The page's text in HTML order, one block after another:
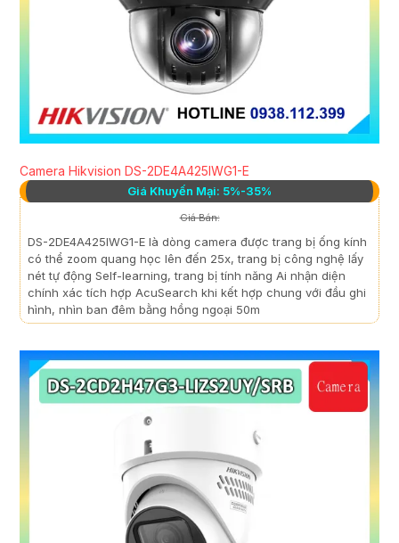
Camera Hikvision DS-2DE4A425IWG1-E
Giá Khuyến Mại: 5%-35%
Giá Bán:
DS-2DE4A425IWG1-E là dòng camera được trang bị ống kính
có thể zoom quang học lên đến 25x, trang bị công nghệ lấy
nét tự động Self-learning, trang bị tính năng Ai nhận diện
chính xác tích hợp AcuSearch khi kết hợp chung với đầu ghi
hình, nhìn ban đêm bằng hồng ngoại 50m